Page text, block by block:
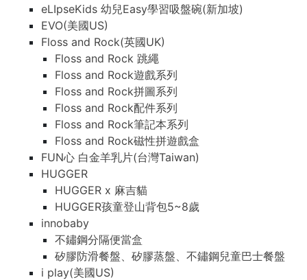
eLIpseKids 幼兒Easy學習吸盤碗(新加坡)
EVO(美國US)
Floss and Rock(英國UK)
Floss and Rock 跳繩
Floss and Rock遊戲系列
Floss and Rock拼圖系列
Floss and Rock配件系列
Floss and Rock筆記本系列
Floss and Rock磁性拼遊戲盒
FUN心 白金羊乳片(台灣Taiwan)
HUGGER
HUGGER x 麻吉貓
HUGGER孩童登山背包5~8歲
innobaby
不鏽鋼分隔便當盒
矽膠防滑餐盤、矽膠蒸盤、不鏽鋼兒童巴士餐盤
i play(美國US)